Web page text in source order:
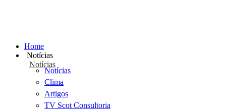
Home
Notícias
Notícias
Notícias
Clima
Artigos
TV Scot Consultoria